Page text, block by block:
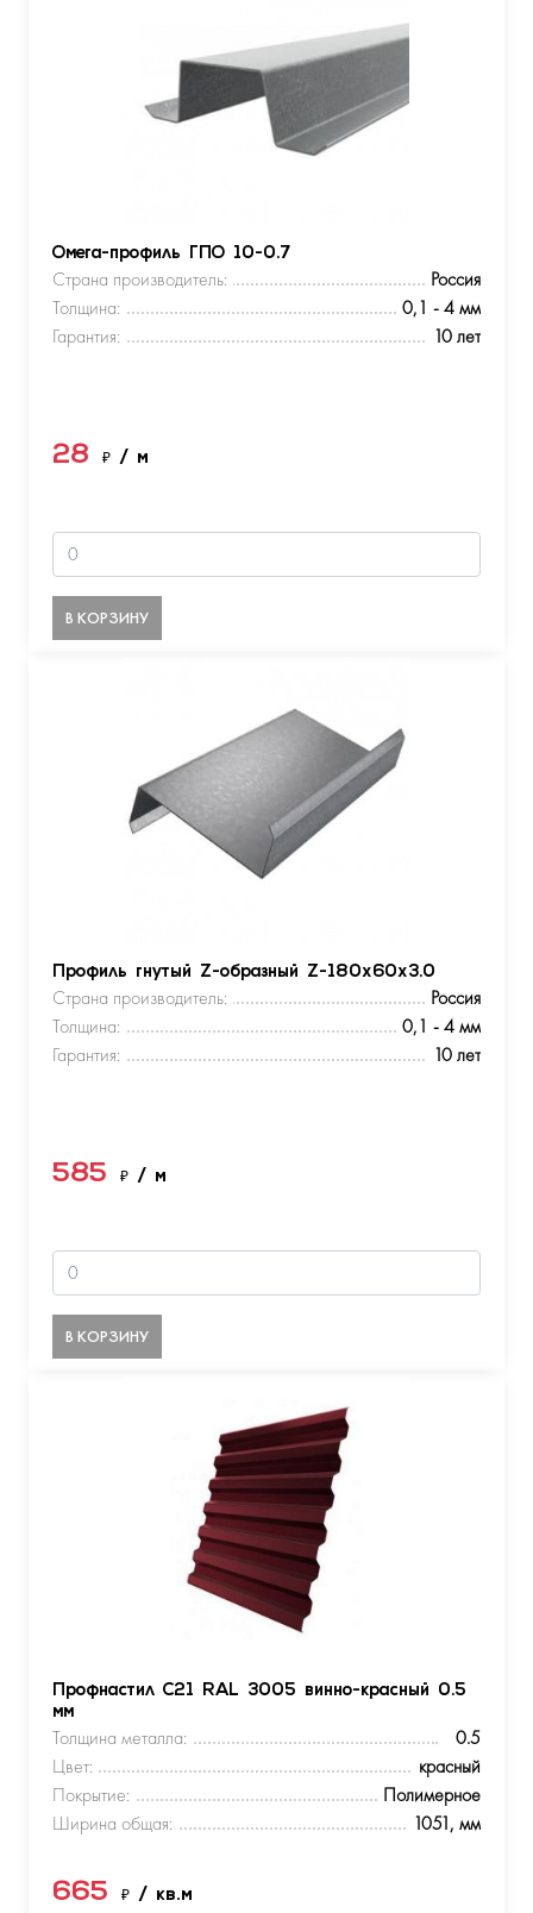
Омега-профиль ГПО 10-0.7
Страна производитель:
Россия
Толщина:
0,1 - 4 мм
Гарантия:
10 лет
28 ₽ / м
В КОРЗИНУ
Профиль гнутый Z-образный Z-180х60х3.0
Страна производитель:
Россия
Толщина:
0,1 - 4 мм
Гарантия:
10 лет
585 ₽ / м
В КОРЗИНУ
Профнастил С21 RAL 3005 винно-красный 0.5
мм
Толщина металла:
0.5
Цвет:
красный
Покрытие:
Полимерное
Ширина общая:
1051, мм
665 ₽ / кв.м